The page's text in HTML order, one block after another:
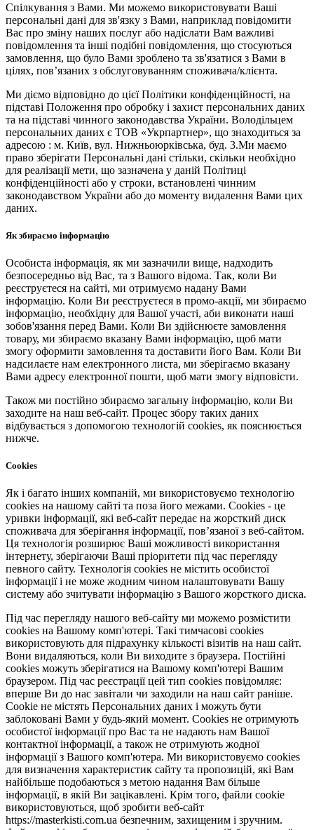
Спілкування з Вами. Ми можемо використовувати Ваші
персональні дані для зв'язку з Вами, наприклад повідомити
Вас про зміну наших послуг або надіслати Вам важливі
повідомлення та інші подібні повідомлення, що стосуються
замовлення, що було Вами зроблено та зв'язатися з Вами в
цілях, пов’язаних з обслуговуванням споживача/клієнта.
Ми діємо відповідно до цієї Політики конфіденційності, на
підставі Положення про обробку і захист персональних даних
та на підставі чинного законодавства України. Володільцем
персональних даних є ТОВ «Укрпартнер», що знаходиться за
адресою : м. Київ, вул. Нижньоюркiвська, буд. 3.Ми маємо
право зберігати Персональні дані стільки, скільки необхідно
для реалізації мети, що зазначена у даній Політиці
конфіденційності або у строки, встановлені чинним
законодавством України або до моменту видалення Вами цих
даних.
Як збираємо інформацію
Особиста інформація, як ми зазначили вище, надходить
безпосередньо від Вас, та з Вашого відома. Так, коли Ви
реєструєтеся на сайті, ми отримуємо надану Вами
інформацію. Коли Ви реєструєтеся в промо-акції, ми збираємо
інформацію, необхідну для Вашої участі, аби виконати наші
зобов'язання перед Вами. Коли Ви здійснюєте замовлення
товару, ми збираємо вказану Вами інформацію, щоб мати
змогу оформити замовлення та доставити його Вам. Коли Ви
надсилаєте нам електронного листа, ми зберігаємо вказану
Вами адресу електронної пошти, щоб мати змогу відповісти.
Також ми постійно збираємо загальну інформацію, коли Ви
заходите на наш веб-сайт. Процес збору таких даних
відбувається з допомогою технологій cookies, як пояснюється
нижче.
Cookies
Як і багато інших компаній, ми використовуємо технологію
cookies на нашому сайті та поза його межами. Cookies - це
уривки інформації, які веб-сайт передає на жорсткий диск
споживача для зберігання інформації, пов’язаної з веб-сайтом.
Ця технологія розширює Ваші можливості використання
інтернету, зберігаючи Ваші пріоритети під час перегляду
певного сайту. Технологія cookies не містить особистої
інформації і не може жодним чином налаштовувати Вашу
систему або зчитувати інформацію з Вашого жорсткого диска.
Під час перегляду нашого веб-сайту ми можемо розмістити
cookies на Вашому комп'ютері. Такі тимчасові cookies
використовують для підрахунку кількості візитів на наш сайт.
Вони видаляються, коли Ви виходите з браузера. Постійні
cookies можуть зберігатися на Вашому комп'ютері Вашим
браузером. Під час реєстрації цей тип cookies повідомляє:
вперше Ви до нас завітали чи заходили на наш сайт раніше.
Cookie не містять Персональних даних і можуть бути
заблоковані Вами у будь-який момент. Сookies не отримують
особистої інформації про Вас та не надають нам Вашої
контактної інформації, а також не отримують жодної
інформації з Вашого комп'ютера. Ми використовуємо cookies
для визначення характеристик сайту та пропозицій, які Вам
найбільше подобаються з метою надання Вам більше
інформації, в якій Ви зацікавлені. Крім того, файли cookie
використовуються, щоб зробити веб-сайт
https://masterkisti.com.ua безпечним, захищеним і зручним.